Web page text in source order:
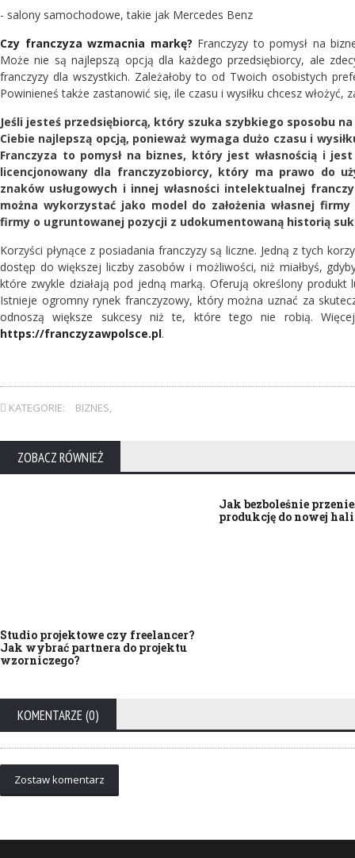
- salony samochodowe, takie jak Mercedes Benz
Czy franczyza wzmacnia markę? Franczyzy to pomysł na
Może nie są najlepszą opcją dla każdego przedsiębiorcy, ale
franczyzy dla wszystkich. Zależałoby to od Twoich osobistych
Powinieneś także zastanowić się, ile czasu i wysiłku chcesz włożyć,
Jeśli jesteś przedsiębiorcą, który szuka szybkiego sposobu
Ciebie najlepszą opcją, ponieważ wymaga dużo czasu i
Franczyza to pomysł na biznes, który jest własnością i
licencjonowany dla franczyzobiorcy, który ma prawo do
znaków usługowych i innej własności intelektualnej
można wykorzystać jako model do założenia własnej
firmy o ugruntowanej pozycji z udokumentowaną historią
Korzyści płynące z posiadania franczyzy są liczne. Jedną z tych
dostęp do większej liczby zasobów i możliwości, niż miałbyś,
które zwykle działają pod jedną marką. Oferują określony produkt
Istnieje ogromny rynek franczyzowy, który można uznać za
odnoszą większe sukcesy niż te, które tego nie robią.
https://franczyzawpolsce.pl.
KATEGORIE: BIZNES,
ZOBACZ RÓWNIEŻ
Studio projektowe czy freelancer?
Jak wybrać partnera do projektu
wzorniczego?
Jak bezboleśnie
produkcję do nowej
KOMENTARZE (0)
Zostaw komentarz